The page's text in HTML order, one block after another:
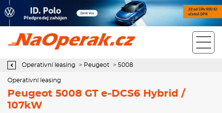
Operativní leasing Peugeot 5008 GT e-DCS6 Hybrid / 107kW
Operativní leasing > Peugeot > 5008
Operativní leasing
Peugeot 5008 GT e-DCS6 Hybrid /
107kW